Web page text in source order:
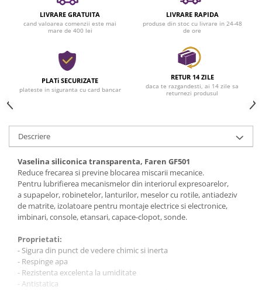
SapunuriLIVRARE GRATUITA
cand valoarea comenzii este mai
mare de 400 lei
LIVRARE RAPIDA
produse din stoc cu livrare in 24-48
de ore
PLATi SECURIZATE
plateste in siguranta cu card bancar
RETUR 14 ZILE
daca te razgandesti, ai 14 zile sa
returnezi produsul
Descriere
Vaselina siliconica transparenta, Faren GF501
Reduce frecarea si previne blocarea miscarii mecanice.
Pentru lubrifierea mecanismelor din interiorul expresoarelor,
a supapelor, robinetelor, lanturilor, meselor cu rotile, antiadeziv
de matrite, izolatoare pentru montaje electrice si electronice,
imbinari, console, etansari, capace-clopot, sonde.
Proprietati:
- Sigura din punct de vedere chimic si inerta
- Respinge apa
- Rezistenta excelenta la umiditate
- Antistatica